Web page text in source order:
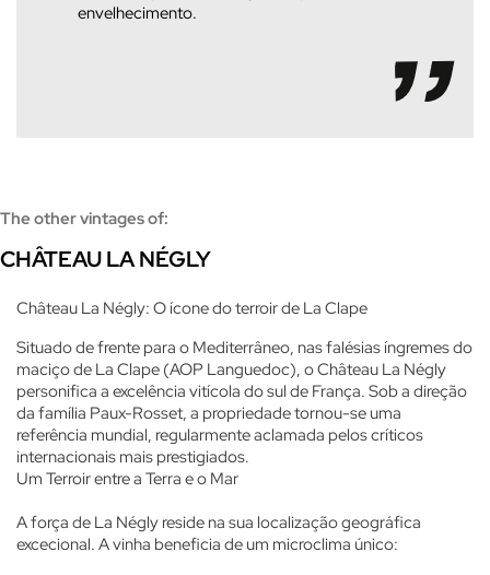
envelhecimento.
The other vintages of:
CHÂTEAU LA NÉGLY
Château La Négly: O ícone do terroir de La Clape
Situado de frente para o Mediterrâneo, nas falésias íngremes do
maciço de La Clape (AOP Languedoc), o Château La Négly
personifica a excelência vitícola do sul de França. Sob a direção
da família Paux-Rosset, a propriedade tornou-se uma
referência mundial, regularmente aclamada pelos críticos
internacionais mais prestigiados.
Um Terroir entre a Terra e o Mar
A força de La Négly reside na sua localização geográfica
excecional. A vinha beneficia de um microclima único: